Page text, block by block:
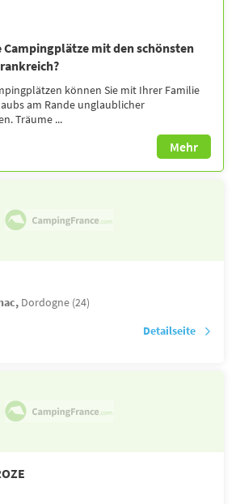
Campingplätze mit den schönsten
können Sie mit Ihrer Familie
am Rande unglaublicher
Träume ...
Mehr
Dordogne (24)
Detailseite